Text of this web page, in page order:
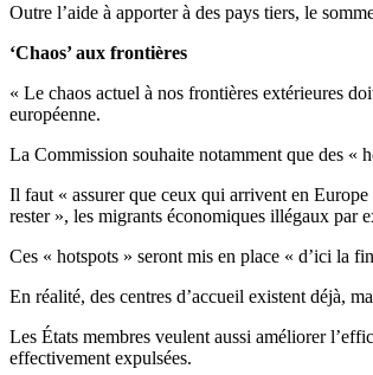
Outre l’aide à apporter à des pays tiers, le
‘Chaos’ aux frontières
« Le chaos actuel à nos frontières extérieures
européenne.
La Commission souhaite notamment que des «
Il faut « assurer que ceux qui arrivent en
rester », les migrants économiques illégaux par
Ces « hotspots » seront mis en place « d’ici la
En réalité, des centres d’accueil existent déjà,
Les États membres veulent aussi améliorer
effectivement expulsées.